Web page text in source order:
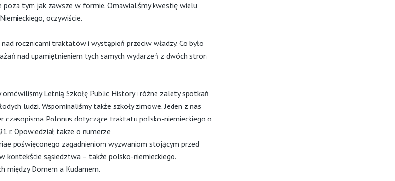
poza tym jak zawsze w formie. Omawialiśmy kwestię wielu
oczywiście.
rocznicami traktatów i wystąpień przeciw władzy. Co było
nad upamiętnieniem tych samych wydarzeń z dwóch stron
Letnią Szkołę Public History i różne zalety spotkań
ludzi. Wspominaliśmy także szkoły zimowe. Jeden z nas
czasopisma Polonus dotyczące traktatu polsko-niemieckiego o
r. Opowiedział także o numerze
poświęconego zagadnieniom wyzwaniom stojącym przed
kontekście sąsiedztwa – także polsko-niemieckiego.
między Domem a Kudamem.